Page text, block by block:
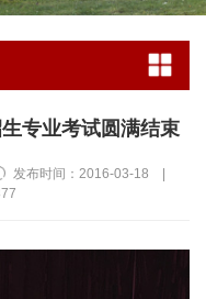
专业考试圆满结束
发布时间：2016-03-18
|